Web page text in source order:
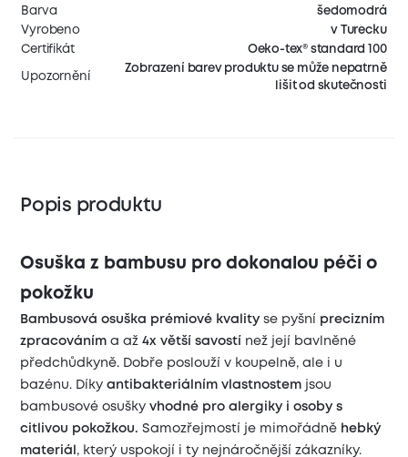
Barva
šedomodrá
Vyrobeno
v Turecku
Certifikát
Oeko-tex® standard 100
Upozornění
Zobrazení barev produktu se může nepatrně
lišit od skutečnosti
Popis produktu
Osuška z bambusu pro dokonalou péči o
pokožku
Bambusová osuška prémiové kvality se pyšní precizním
zpracováním a až4x větší savostí než její bavlněné
předchůdkyně. Dobře poslouží v koupelně, ale i u
bazénu. Díkyantibakteriálním vlastnostem jsou
bambusové osuškyvhodné pro alergiky i osoby s
citlivou pokožkou. Samozřejmostí je mimořádně hebký
materiál , který uspokojí i ty nejnáročnější zákazníky.